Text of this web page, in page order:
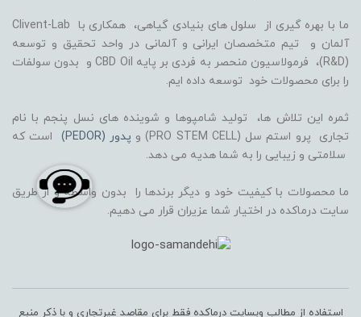
ما با بهره گیری از سلول های بنیادی گیاهی، همکاری با Clivent-Lab
آلمان و تیم متخصصان ایرانی و آلمانی در واحد تحقیق و توسعه
(R&D)، فرمولاسیون منحصر به فردی بر پایه CBD Oil و بدون سولفات
را برای محصولات خود توسعه داده ایم.
ثمره این تلاش ها، تولید شامپوها و شوینده های نسل پنجم با نام
تجاری پرو استم سل (PRO STEM CELL) و
پدور (PEDOR)
است که
سلامتی و زیبایی را به شما هدیه می دهد.
ما محصولات با کیفیت خود و دیگر برندها را بدون واسطه و از طریق
سایت درماکده در اختیار شما عزیران قرار می دهیم.
استفاده از مطالب وبسایت درماکده فقط برای مقاصد غیرتجاری و با ذکر منبع